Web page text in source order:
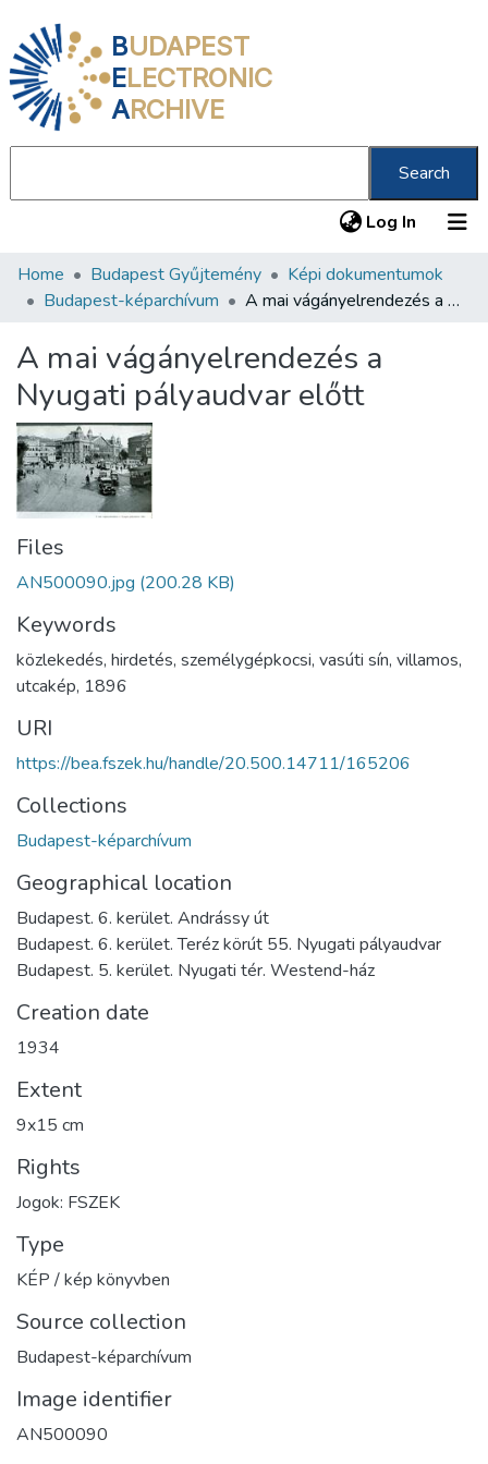
BUDAPEST
ELECTRONIC
ARCHIVE
Search
Log In (current)
Communities & Collections
Statistics
About us
Home Budapest Gyűjtemény
Képi dokumentumok
Budapest-képarchívum
A mai vágányelrendezés a Nyugati pályaudvar előtt
A mai vágányelrendezés a
Nyugati pályaudvar előtt
Files
AN500090.jpg (200.28 KB)
Keywords
közlekedés, hirdetés, személygépkocsi, vasúti sín, villamos,
utcakép, 1896
URI
https://bea.fszek.hu/handle/20.500.14711/165206
Collections
Budapest-képarchívum
Geographical location
Budapest. 6. kerület. Andrássy út
Budapest. 6. kerület. Teréz körút 55. Nyugati pályaudvar
Budapest. 5. kerület. Nyugati tér. Westend-ház
Creation date
1934
Extent
9x15 cm
Rights
Jogok: FSZEK
Type
KÉP / kép könyvben
Source collection
Budapest-képarchívum
Image identifier
AN500090